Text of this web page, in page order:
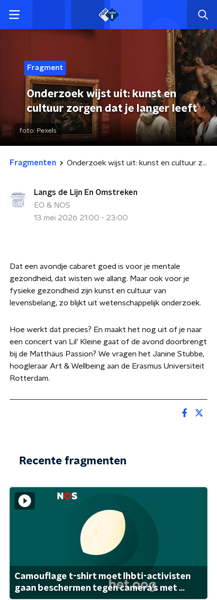
Fragment
Onderzoek wijst uit: kunst en
cultuur zorgen dat je langer leeft
foto: Pexels
Fragmenten Onderzoek wijst uit: kunst en cultuur zorgen dat je langer leeft
Langs de Lijn En Omstreken
EO & NOS
13 mei 2026 21:00 - 23:00
Dat een avondje cabaret goed is voor je mentale
gezondheid, dat wisten we allang. Maar ook voor je
fysieke gezondheid zijn kunst en cultuur van
levensbelang, zo blijkt uit wetenschappelijk onderzoek.
Hoe werkt dat precies? En maakt het nog uit of je naar
een concert van Lil' Kleine gaat of de avond doorbrengt
bij de Matthäus Passion? We vragen het Janine Stubbe,
hoogleraar Art & Wellbeing aan de Erasmus Universiteit
Rotterdam.
Recente fragmenten
Camouflage t-shirt moet lhbti-activisten
gaan beschermen tegen camera's met ...